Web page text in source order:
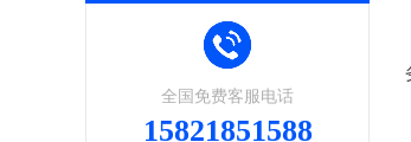
全国免费客服电话
15821851588